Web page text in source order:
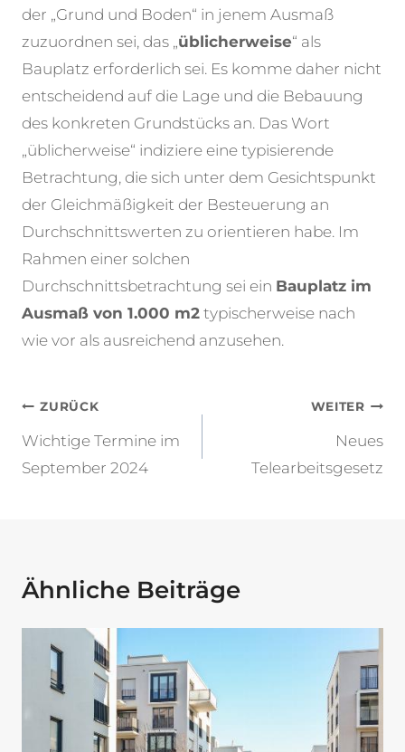
der „Grund und Boden“ in jenem Ausmaß
zuzuordnen sei, das „üblicherweise“ als
Bauplatz erforderlich sei. Es komme daher nicht
entscheidend auf die Lage und die Bebauung
des konkreten Grundstücks an. Das Wort
„üblicherweise“ indiziere eine typisierende
Betrachtung, die sich unter dem Gesichtspunkt
der Gleichmäßigkeit der Besteuerung an
Durchschnittswerten zu orientieren habe. Im
Rahmen einer solchen
Durchschnittsbetrachtung sei ein Bauplatz im
Ausmaß von 1.000 m2 typischerweise nach
wie vor als ausreichend anzusehen.
Beitragsnavigation
ZURÜCK
Wichtige Termine im
September 2024
WEITER
Neues
Telearbeitsgesetz
Ähnliche Beiträge